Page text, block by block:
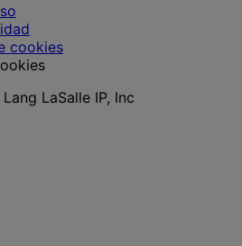
cookies
LaSalle IP, Inc